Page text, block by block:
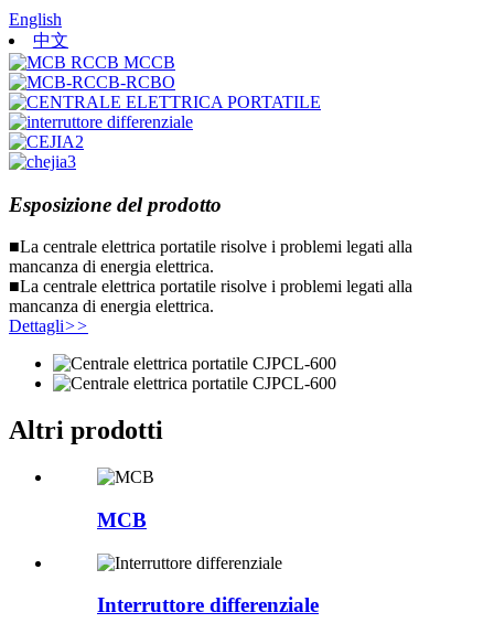
English
中文
Esposizione del prodotto
■La centrale elettrica portatile risolve i problemi legati alla
mancanza di energia elettrica.
■La centrale elettrica portatile risolve i problemi legati alla
mancanza di energia elettrica.
Dettagli>>
Altri prodotti
MCB
Interruttore differenziale